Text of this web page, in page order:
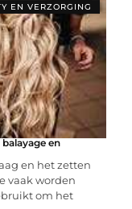
EN VERZORGING
en
en het zetten
vaak worden
om het